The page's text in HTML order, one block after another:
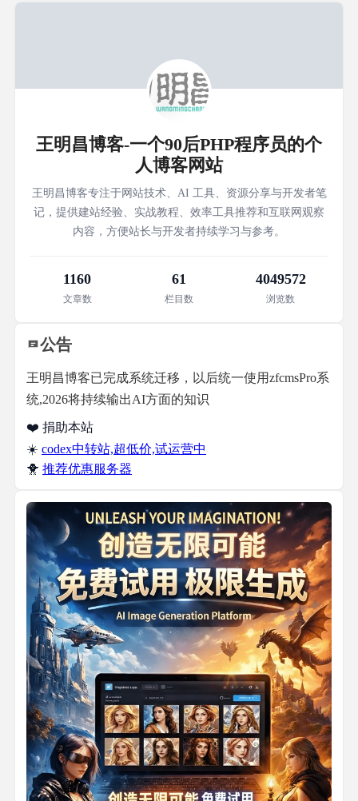
王明昌博客-一个90后PHP程序员的个
人博客网站
王明昌博客专注于网站技术、AI 工具、资源分享与开发者笔
记，提供建站经验、实战教程、效率工具推荐和互联网观察
内容，方便站长与开发者持续学习与参考。
1160
文章数
61
栏目数
4049572
浏览数
公告
王明昌博客已完成系统迁移，以后统一使用zfcmsPro系
统,2026将持续输出AI方面的知识
❤️ 捐助本站
☀️ codex中转站,超低价,试运营中
🐥 推荐优惠服务器